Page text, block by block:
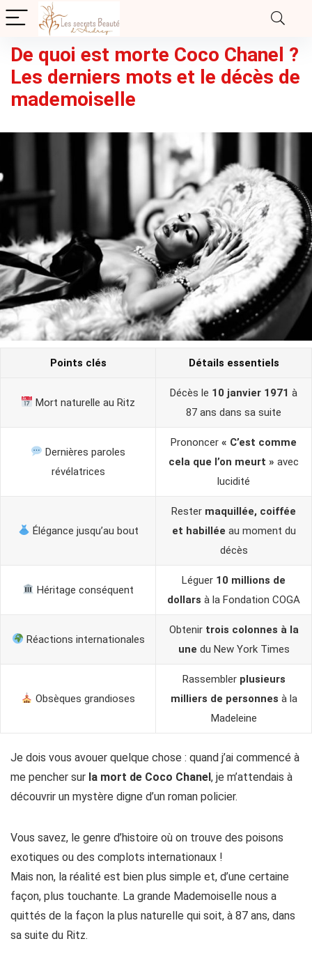
De quoi est morte Coco Chanel ?
Les derniers mots et le décès de
mademoiselle
Points clés Détails essentiels
Mort naturelle au Ritz
Décès le 10 janvier 1971 à
87 ans dans sa suite
Dernières paroles
révélatrices
Prononcer « C’est comme
cela que l’on meurt » avec
lucidité
Élégance jusqu’au bout
Rester maquillée, coiffée
et habillée au moment du
décès
Héritage conséquent
Léguer 10 millions de
dollars à la Fondation COGA
Réactions internationales
Obtenir trois colonnes à la
une du New York Times
Obsèques grandioses
Rassembler plusieurs
milliers de personnes à la
Madeleine
Je dois vous avouer quelque chose : quand j’ai commencé à
me pencher sur la mort de Coco Chanel, je m’attendais à
découvrir un mystère digne d’un roman policier.
Vous savez, le genre d’histoire où on trouve des poisons
exotiques ou des complots internationaux !
Mais non, la réalité est bien plus simple et, d’une certaine
façon, plus touchante. La grande Mademoiselle nous a
quittés de la façon la plus naturelle qui soit, à 87 ans, dans
sa suite du Ritz.